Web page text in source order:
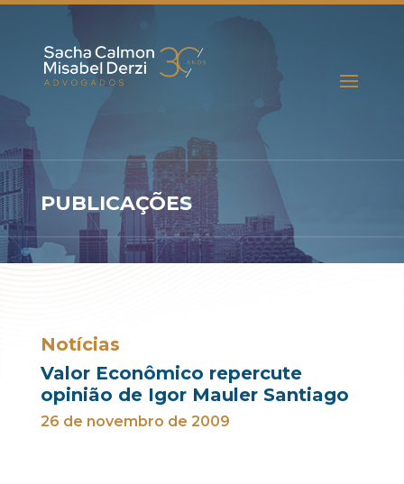
PUBLICAÇÕES
Notícias
Valor Econômico repercute
opinião de Igor Mauler Santiago
26 de novembro de 2009